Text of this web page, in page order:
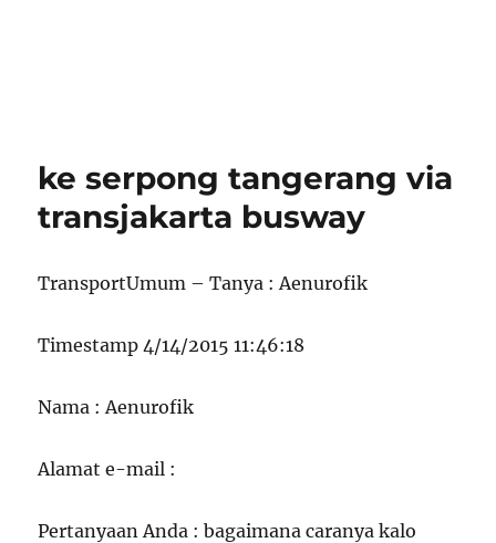
ke serpong tangerang via
transjakarta busway
TransportUmum – Tanya : Aenurofik
Timestamp 4/14/2015 11:46:18
Nama : Aenurofik
Alamat e-mail :
Pertanyaan Anda : bagaimana caranya kalo